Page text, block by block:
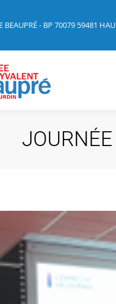
BEAUPRÉ - BP 70079 59481